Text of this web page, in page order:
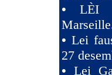
•LÈI
• Lei
27
• Lei